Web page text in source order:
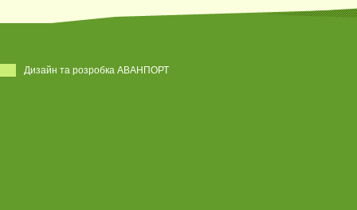
Дизайн та розробка АВАНПОРТ